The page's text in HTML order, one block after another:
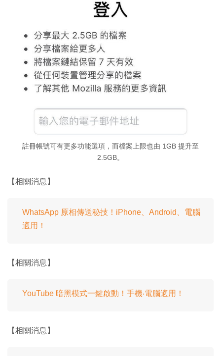
註冊帳號可有更多功能選項，而檔案上限也由 1GB 提升至
2.5GB。
【相關消息】
WhatsApp 原相傳送秘技！iPhone、Android、電腦
適用！
【相關消息】
YouTube 暗黑模式一鍵啟動！手機‧電腦適用！
【相關消息】